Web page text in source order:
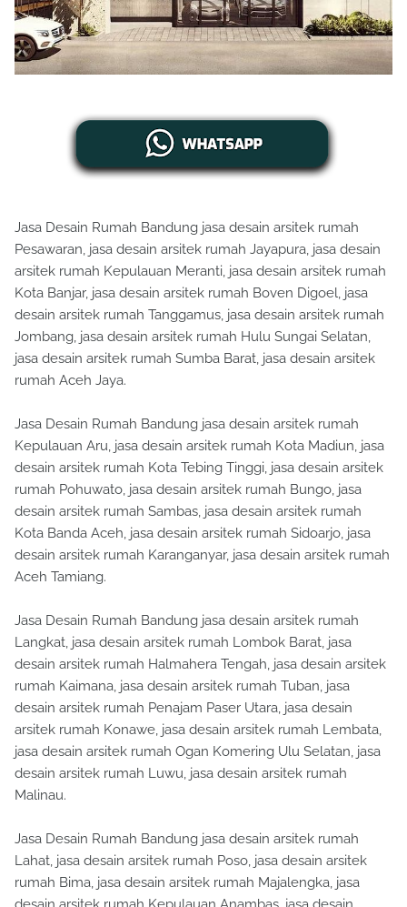
Jasa Desain Rumah Bandung jasa desain arsitek rumah
Pesawaran, jasa desain arsitek rumah Jayapura, jasa desain
arsitek rumah Kepulauan Meranti, jasa desain arsitek rumah
Kota Banjar, jasa desain arsitek rumah Boven Digoel, jasa
desain arsitek rumah Tanggamus, jasa desain arsitek rumah
Jombang, jasa desain arsitek rumah Hulu Sungai Selatan,
jasa desain arsitek rumah Sumba Barat, jasa desain arsitek
rumah Aceh Jaya.
Jasa Desain Rumah Bandung jasa desain arsitek rumah
Kepulauan Aru, jasa desain arsitek rumah Kota Madiun, jasa
desain arsitek rumah Kota Tebing Tinggi, jasa desain arsitek
rumah Pohuwato, jasa desain arsitek rumah Bungo, jasa
desain arsitek rumah Sambas, jasa desain arsitek rumah
Kota Banda Aceh, jasa desain arsitek rumah Sidoarjo, jasa
desain arsitek rumah Karanganyar, jasa desain arsitek rumah
Aceh Tamiang.
Jasa Desain Rumah Bandung jasa desain arsitek rumah
Langkat, jasa desain arsitek rumah Lombok Barat, jasa
desain arsitek rumah Halmahera Tengah, jasa desain arsitek
rumah Kaimana, jasa desain arsitek rumah Tuban, jasa
desain arsitek rumah Penajam Paser Utara, jasa desain
arsitek rumah Konawe, jasa desain arsitek rumah Lembata,
jasa desain arsitek rumah Ogan Komering Ulu Selatan, jasa
desain arsitek rumah Luwu, jasa desain arsitek rumah
Malinau.
Jasa Desain Rumah Bandung jasa desain arsitek rumah
Lahat, jasa desain arsitek rumah Poso, jasa desain arsitek
rumah Bima, jasa desain arsitek rumah Majalengka, jasa